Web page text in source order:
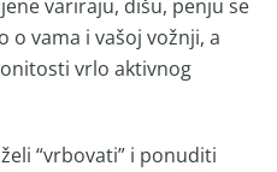
variraju, dišu, penju se
o vama i vašoj vožnji, a
vrlo aktivnog
“vrbovati” i ponuditi